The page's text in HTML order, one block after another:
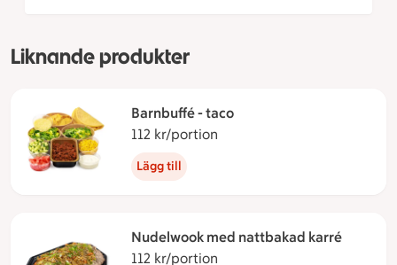
Liknande produkter
Barnbuffé - taco
112 kr/portion
Lägg till
Nudelwook med nattbakad karré
112 kr/portion